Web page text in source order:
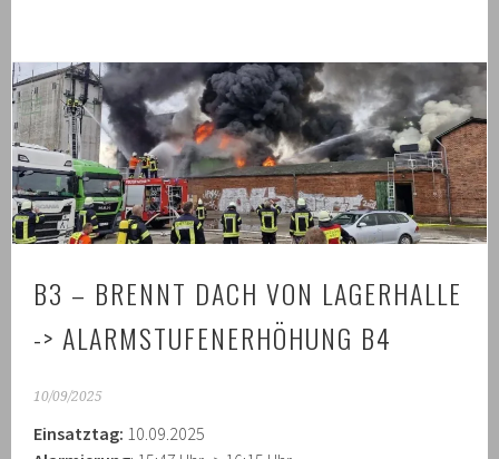
B3 – BRENNT DACH VON LAGERHALLE
-> ALARMSTUFENERHÖHUNG B4
10/09/2025
Einsatztag: 10.09.2025